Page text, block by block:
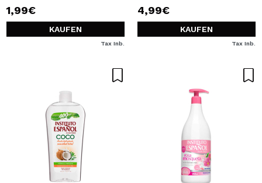
1,99€
KAUFEN
Tax Inb.
4,99€
KAUFEN
Tax Inb.